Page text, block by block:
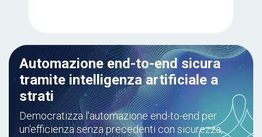
Automazione end-to-end sicura
tramite intelligenza artificiale a
strati
Democratizza l'automazione end-to-end per
un'efficienza senza precedenti con sicurezza,